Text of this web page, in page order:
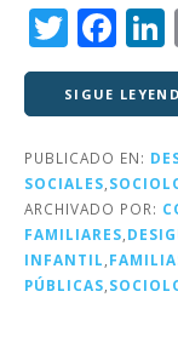
T
w
it
te
r
F
a
c
e
b
o
o
k
SIGUE
PUBLICADO EN:
SOCIALES
ARCHIVADO POR:
FAMILIARES
INFANTIL
PÚBLICAS